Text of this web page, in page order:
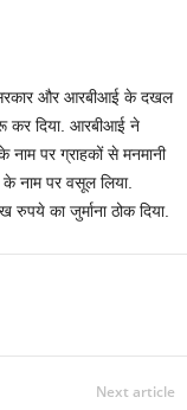
सरकार और आरबीआई के दखल
कर दिया. आरबीआई ने
पर ग्राहकों से मनमानी
नाम पर वसूल लिया.
का जुर्माना ठोक दिया.
Next article